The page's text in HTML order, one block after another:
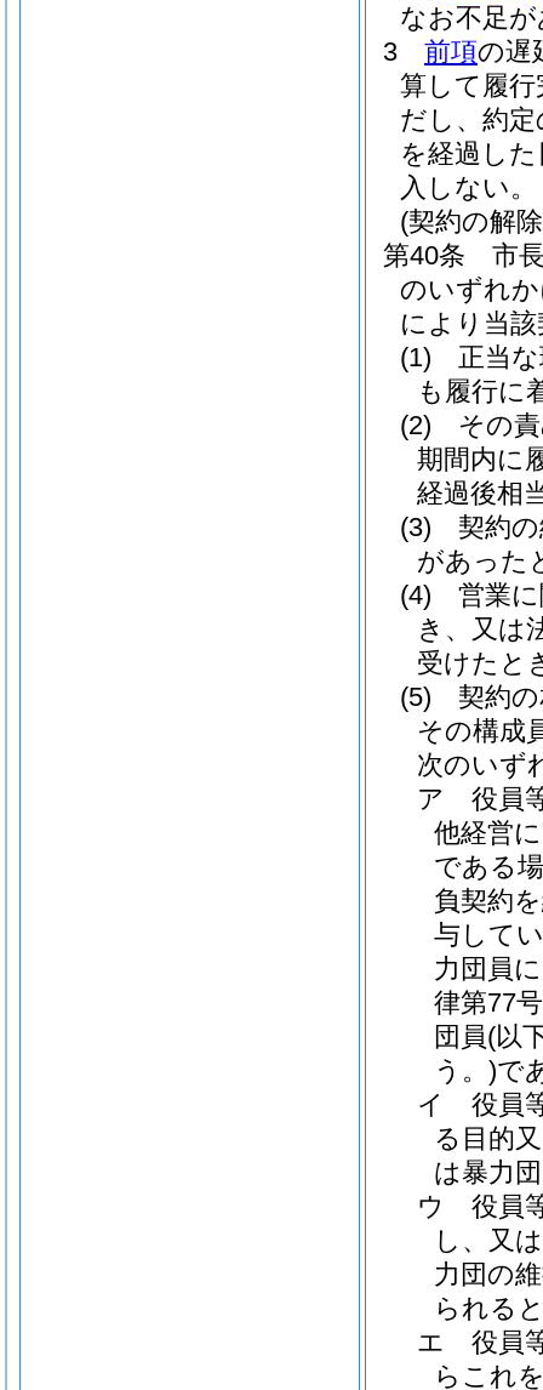
なお不足
3
前項の遅
算して履
だし、約
を経過し
入しない。
(契約の解
第40条
市
のいずれ
により当
(1)
正当
も履行に
(2)
その
期間内に
経過後相
(3)
契約
があった
(4)
営業
き、又は
受けたと
(5)
契約
その構成
次のいず
ア
役員
他経営
である
負契約
与して
力団員
律第77
団員(以
う。)で
イ
役員
る目的
は暴力
ウ
役員
し、又
力団の
られる
エ
役員
らこれ